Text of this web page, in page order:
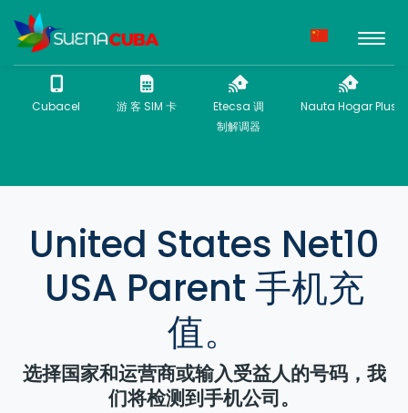
Cubacel 游 客 SIM 卡
Etecsa 调
制解调器
Nauta Hogar Plus
United States Net10
USA Parent 手机充
值。
选择国家和运营商或输入受益人的号码，我
们将检测到手机公司。